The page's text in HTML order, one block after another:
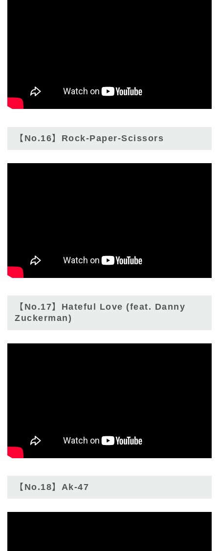
【No.16】Rock-Paper-Scissors
【No.17】Hateful Love (feat. Danny
Zuckerman)
【No.18】Ak-47